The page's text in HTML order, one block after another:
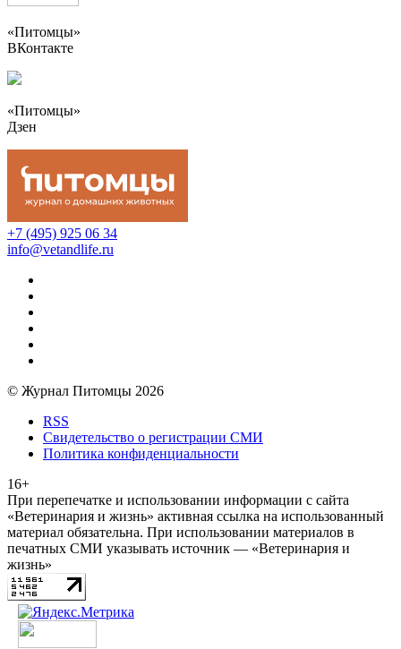
«Питомцы»
ВКонтакте
«Питомцы»
Дзен
+7 (495) 925 06 34
info@vetandlife.ru
© Журнал Питомцы 2026
RSS
Свидетельство о регистрации СМИ
Политика конфиденциальности
16+
При перепечатке и использовании информации с сайта
«Ветеринария и жизнь» активная ссылка на использованный
материал обязательна. При использовании материалов в
печатных СМИ указывать источник — «Ветеринария и
жизнь»